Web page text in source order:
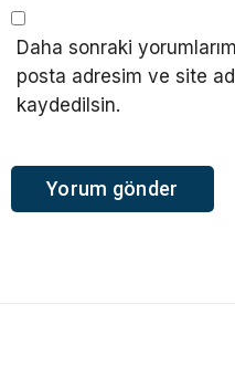
Daha sonraki
posta adresim ve site
kaydedilsin.